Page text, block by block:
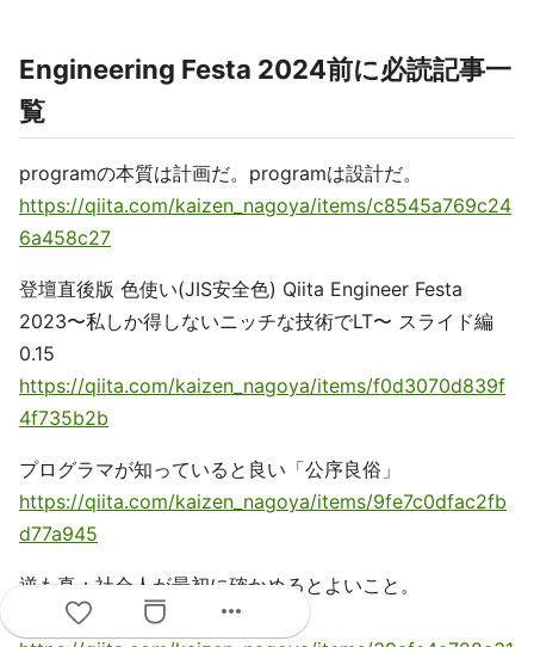
Engineering Festa 2024前に必読記事一
覧
programの本質は計画だ。programは設計だ。
https://qiita.com/kaizen_nagoya/items/c8545a769c24
6a458c27
登壇直後版 色使い(JIS安全色) Qiita Engineer Festa
2023〜私しか得しないニッチな技術でLT〜 スライド編
0.15
https://qiita.com/kaizen_nagoya/items/f0d3070d839f
4f735b2b
プログラマが知っていると良い「公序良俗」
https://qiita.com/kaizen_nagoya/items/9fe7c0dfac2fb
d77a945
逆も真：社会人が最初に確かめるとよいこと。
OSEK(69)、Ethernet(59)
more_horiz